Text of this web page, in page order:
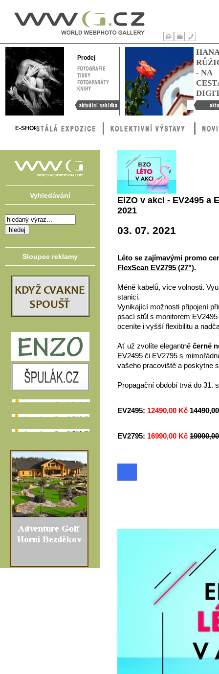
WWG – World
Webphoto
Gallery
ÚvodTisk Kontakty
Vyhledávání
Sloupec reklamy
EIZO v akci - EV2495 a
2021
03. 07. 2021
Léto se zajímavými promo
FlexScan EV2795 (27").
Méně kabelů, více volnosti.
stanici.
Vynikající možnosti připojení
psací stůl s monitorem
oceníte i vyšší flexibilitu a
Ať už zvolíte elegantně černé
EV2495 či EV2795 s
vašeho pracoviště a poskytne
Propagační období trvá do 31.
EV2495: 12490,00 Kč
EV2795: 16990,00 Kč
Prodej
FOTOGRAFIE
TISKY
FOTOAPARÁTY
KNIHY
Aktuální nabídka
HANA
- NA
Hana
cestách
E-SHOP